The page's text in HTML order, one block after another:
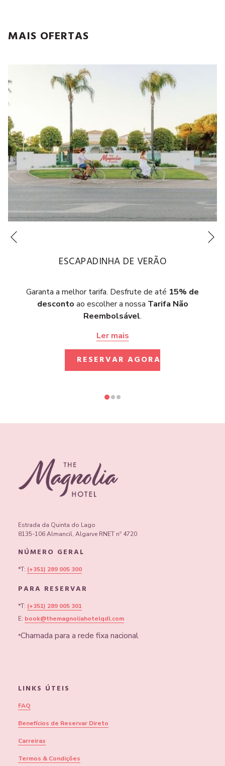
MAIS OFERTAS
Anterior
ESCAPADINHA DE VERÃO
Garanta a melhor tarifa. Desfrute de até 15% de
desconto ao escolher a nossa Tarifa Não
Reembolsável.
Ler mais
RESERVAR AGORA
Estrada da Quinta do Lago
8135-106 Almancil, Algarve RNET nº 4720
NÚMERO GERAL
*T: (+351) 289 005 300
PARA RESERVAR
*T: (+351) 289 005 301
E: book@themagnoliahotelqdl.com
*Chamada para a rede fixa nacional
LINKS ÚTEIS
FAQ
Benefícios de Reservar Direto
Carreiras
Termos & Condições